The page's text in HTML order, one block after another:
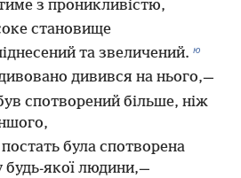
з проникливістю,
становище
та звеличений. ю
дивився на нього,—
спотворений більше, ніж
була спотворена
будь-якої людини,—